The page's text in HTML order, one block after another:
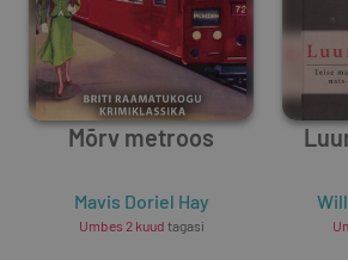
Mõrv metroos
Mavis Doriel Hay
Umbes 2 kuud tagasi